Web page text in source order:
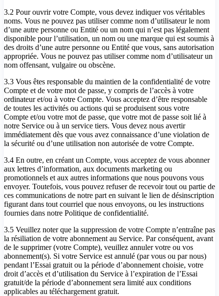
3.2 Pour ouvrir votre Compte, vous devez indiquer vos véritables
noms. Vous ne pouvez pas utiliser comme nom d’utilisateur le nom
d’une autre personne ou Entité ou un nom qui n’est pas légalement
disponible pour l’utilisation, un nom ou une marque qui est soumis à
des droits d’une autre personne ou Entité que vous, sans autorisation
appropriée. Vous ne pouvez pas utiliser comme nom d’utilisateur un
nom offensant, vulgaire ou obscène.
3.3 Vous êtes responsable du maintien de la confidentialité de votre
Compte et de votre mot de passe, y compris de l’accès à votre
ordinateur et/ou à votre Compte. Vous acceptez d’être responsable
de toutes les activités ou actions qui se produisent sous votre
Compte et/ou votre mot de passe, que votre mot de passe soit lié à
notre Service ou à un service tiers. Vous devez nous avertir
immédiatement dès que vous avez connaissance d’une violation de
la sécurité ou d’une utilisation non autorisée de votre Compte.
3.4 En outre, en créant un Compte, vous acceptez de vous abonner
aux lettres d’information, aux documents marketing ou
promotionnels et aux autres informations que nous pouvons vous
envoyer. Toutefois, vous pouvez refuser de recevoir tout ou partie de
ces communications de notre part en suivant le lien de désinscription
figurant dans tout courriel que nous envoyons, ou les instructions
fournies dans notre Politique de confidentialité.
3.5 Veuillez noter que la suppression de votre Compte n’entraîne pas
la résiliation de votre abonnement au Service. Par conséquent, avant
de le supprimer (votre Compte), veuillez annuler votre ou vos
abonnement(s). Si votre Service est annulé (par vous ou par nous)
pendant l’Essai gratuit ou la période d’abonnement choisie, votre
droit d’accès et d’utilisation du Service à l’expiration de l’Essai
gratuit/de la période d’abonnement sera limité aux conditions
applicables au téléchargement gratuit.